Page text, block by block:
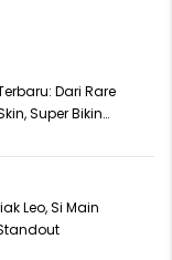
Dari Rare
Super Bikin
Leo, Si Main